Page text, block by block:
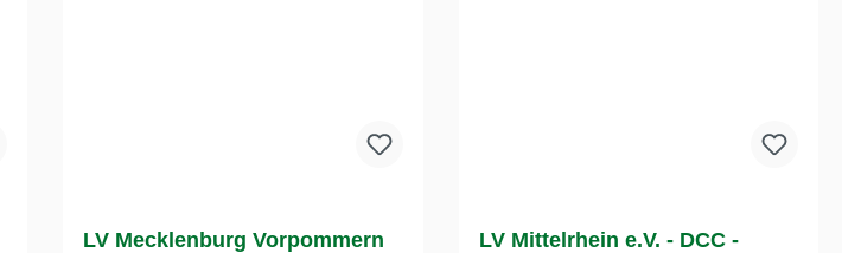
LV Mecklenburg Vorpommern
LV Mittelrhein e.V. - DCC -